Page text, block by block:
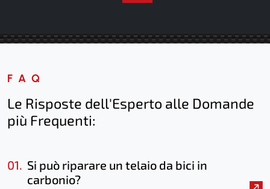
FAQ
Le Risposte dell'Esperto alle Domande
più Frequenti:
01. Si può riparare un telaio da bici in
carbonio?